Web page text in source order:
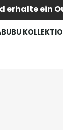
erhalte ein